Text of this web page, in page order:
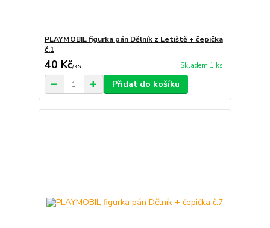
PLAYMOBIL figurka pán Dělník z Letiště + čepička
č.1
40 Kč/ks Skladem 1 ks
Přidat do košíku